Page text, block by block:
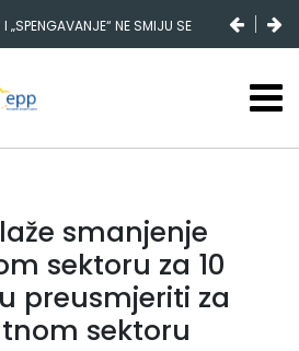
I „SPENGAVANJE“ NE SMIJU SE
smanjenje
sektoru za 10
preusmjeriti za
sektoru